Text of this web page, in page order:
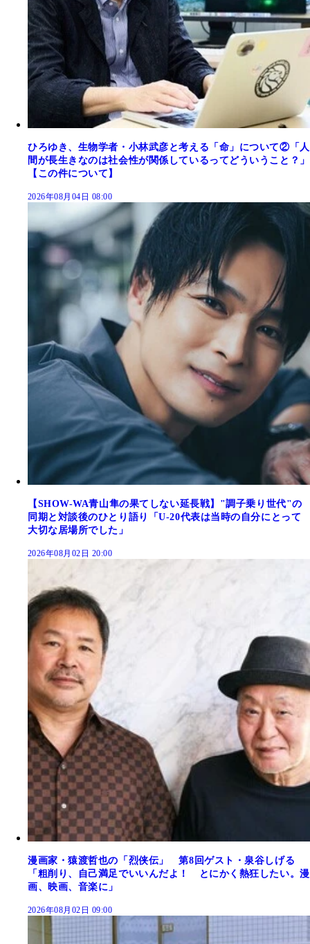
ひろゆき、生物学者・小林武彦と考える「命」について②「人
間が長生きなのは社会性が関係しているってどういうこと？」
【この件について】
2026年08月04日 08:00
【SHOW-WA青山隼の果てしない延長戦】"調子乗り世代"の
同期と対談後のひとり語り「U-20代表は当時の自分にとって
大切な居場所でした」
2026年08月02日 20:00
漫画家・猿渡哲也の「烈侠伝」 第8回ゲスト・泉谷しげる
「粗削り、自己満足でいいんだよ！ とにかく熱狂したい。漫
画、映画、音楽に」
2026年08月02日 09:00